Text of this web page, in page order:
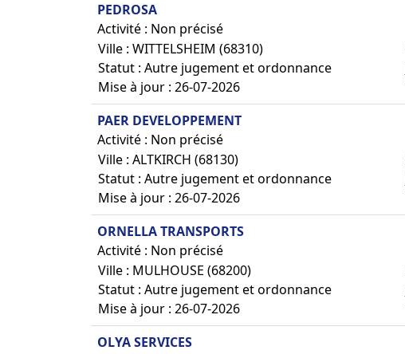
PEDROSA
Activité : Non précisé
Ville : WITTELSHEIM (68310)
Statut : Autre jugement et ordonnance
Mise à jour : 26-07-2026
PAER DEVELOPPEMENT
Activité : Non précisé
Ville : ALTKIRCH (68130)
Statut : Autre jugement et ordonnance
Mise à jour : 26-07-2026
ORNELLA TRANSPORTS
Activité : Non précisé
Ville : MULHOUSE (68200)
Statut : Autre jugement et ordonnance
Mise à jour : 26-07-2026
OLYA SERVICES